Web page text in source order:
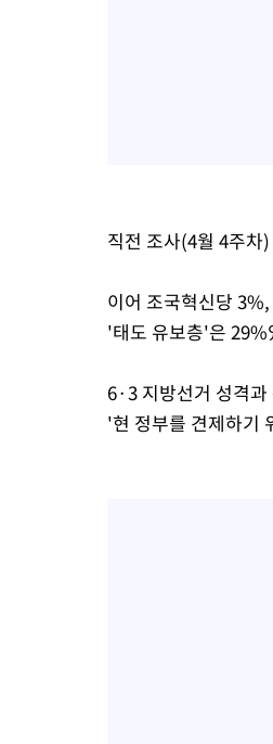
직전 조사(4월 4주
이어 조국혁신당
'태도 유보층'은 29%
6·3 지방선거 성격
'현 정부를 견제하기